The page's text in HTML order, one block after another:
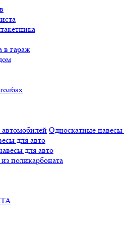
в гараж
Односкатные навесы
для авто
для авто
поликарбоната